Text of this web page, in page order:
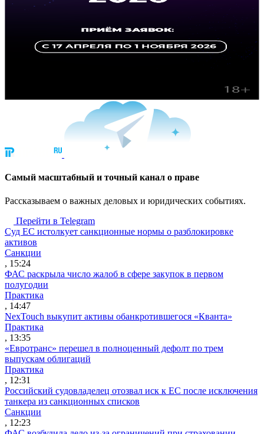
Cамый масштабный и точный канал о праве
Рассказываем о важных деловых и юридических событиях.
Перейти в Telegram
Суд ЕС истолкует санкционные нормы о разблокировке
активов
Санкции
, 15:24
ФАС раскрыла число жалоб в сфере закупок в первом
полугодии
Практика
, 14:47
NexTouch выкупит активы обанкротившегося «Кванта»
Практика
, 13:35
«Евротранс» перешел в полноценный дефолт по трем
выпускам облигаций
Практика
, 12:31
Российский судовладелец отозвал иск к ЕС после исключения
танкера из санкционных списков
Санкции
, 12:23